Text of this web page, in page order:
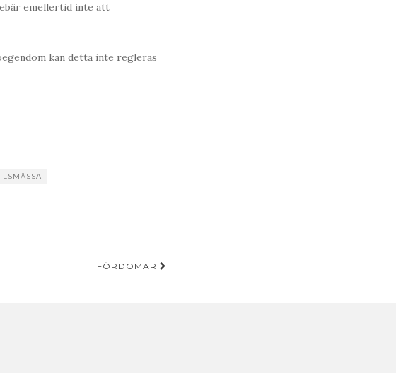
emellertid inte att
kan detta inte regleras
FÖRDOMAR